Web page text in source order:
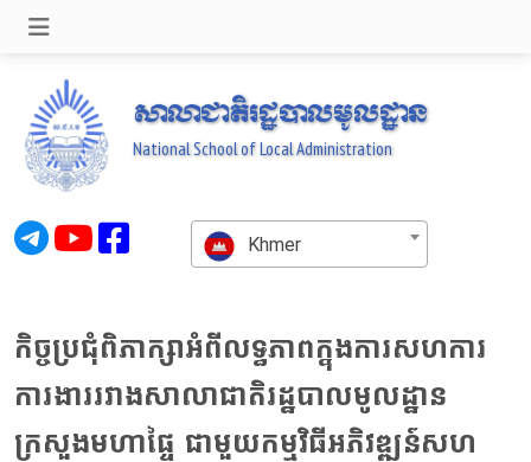
សាលាជាតិរដ្ឋបាលមូលដ្ឋាន
National School of Local Administration
Khmer
កិច្ចប្រជុំពិភាក្សាអំពីលទ្ធភាពក្នុងការសហការ
ការងាររវាងសាលាជាតិរដ្ឋបាលមូលដ្ឋាន
ក្រសួងមហាផ្ទៃ ជាមួយកម្មវិធីអភិវឌ្ឍន៍សហ